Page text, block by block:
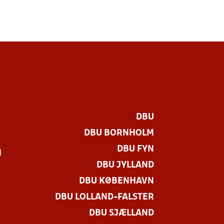
DBU
DBU BORNHOLM
DBU FYN
DBU JYLLAND
DBU KØBENHAVN
DBU LOLLAND-FALSTER
DBU SJÆLLAND